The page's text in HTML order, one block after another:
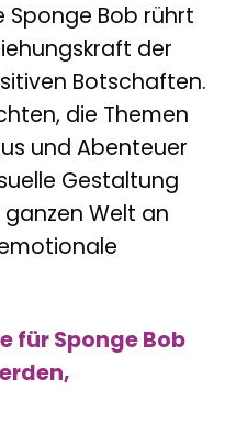
Sponge Bob rührt
der
Botschaften.
die Themen
und Abenteuer
Gestaltung
Welt an
für Sponge Bob